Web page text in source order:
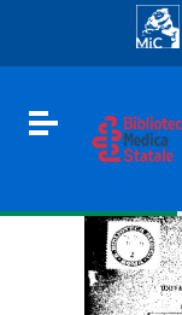
Go to content
Go to the
Go to the footer
Toggle